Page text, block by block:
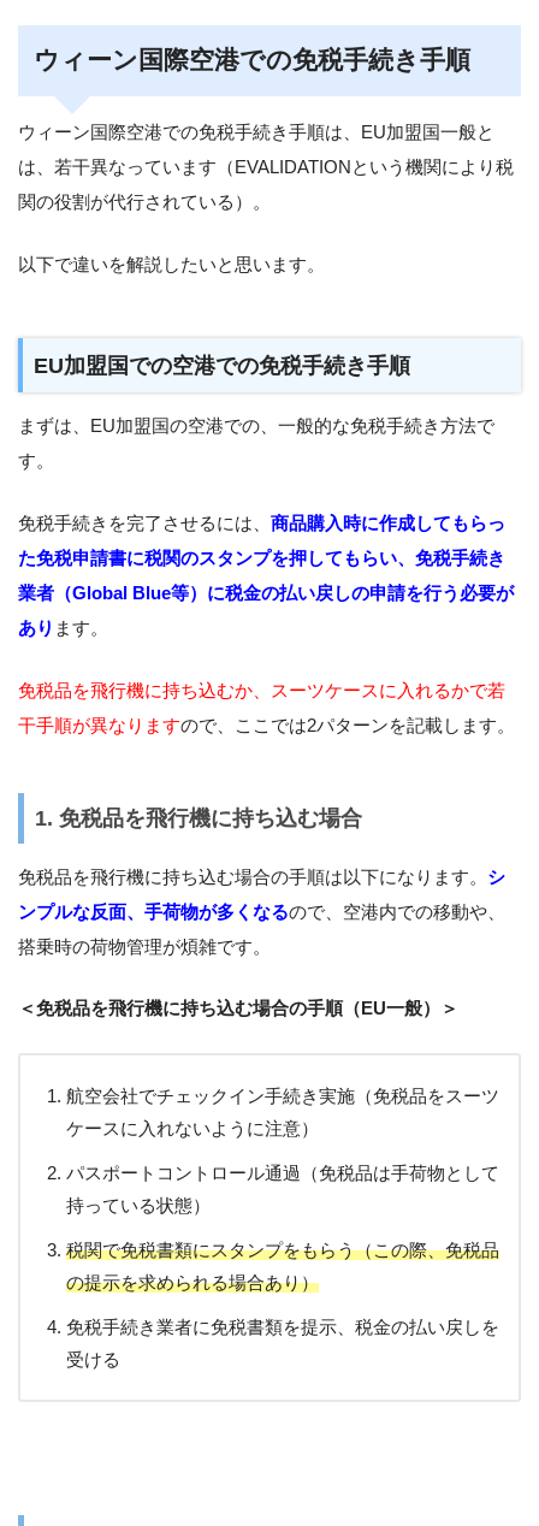
ウィーン国際空港での免税手続き手順
ウィーン国際空港での免税手続き手順は、EU加盟国一般と
は、若干異なっています（EVALIDATIONという機関により税
関の役割が代行されている）。
以下で違いを解説したいと思います。
EU加盟国での空港での免税手続き手順
まずは、EU加盟国の空港での、一般的な免税手続き方法で
す。
免税手続きを完了させるには、 商品購入時に作成してもらっ
た免税申請書に税関のスタンプを押してもらい、免税手続き
業者（Global Blue等）に税金の払い戻しの申請を行う必要が
あり ます。
免税品を飛行機に持ち込むか、スーツケースに入れるかで若
干手順が異なりますので、ここでは2パターンを記載します。
1. 免税品を飛行機に持ち込む場合
免税品を飛行機に持ち込む場合の手順は以下になります。 シ
ンプルな反面、手荷物が多くなるので、空港内での移動や、
搭乗時の荷物管理が煩雑です。
＜免税品を飛行機に持ち込む場合の手順（EU一般）＞
航空会社でチェックイン手続き実施（免税品をスーツ
ケースに入れないように注意）
パスポートコントロール通過（免税品は手荷物として
持っている状態）
税関で免税書類にスタンプをもらう（この際、免税品
の提示を求められる場合あり）
免税手続き業者に免税書類を提示、税金の払い戻しを
受ける